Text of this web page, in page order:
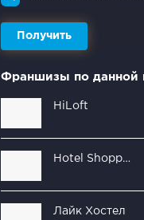
Получить
Франшизы по данной
HiLoft
Hotel Shopping
Лайк Хостел